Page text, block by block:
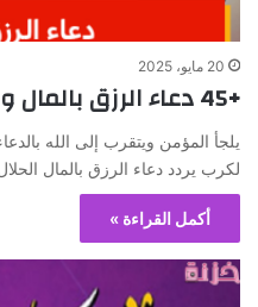
20 مايو، 2025
+45 دعاء الرزق بالمال والتوفيق وتيسير الأمور
يلجأ المؤمن ويتقرب إلى الله
لكرب يردد دعاء الرزق بالمال
أكمل القراءة »